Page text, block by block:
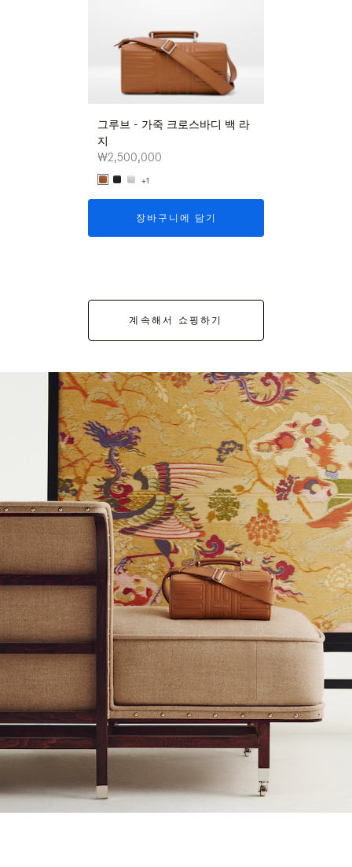
그루브 - 가죽 크로스바디 백 라
지
₩2,500,000
+1
장바구니에 담기
계속해서 쇼핑하기